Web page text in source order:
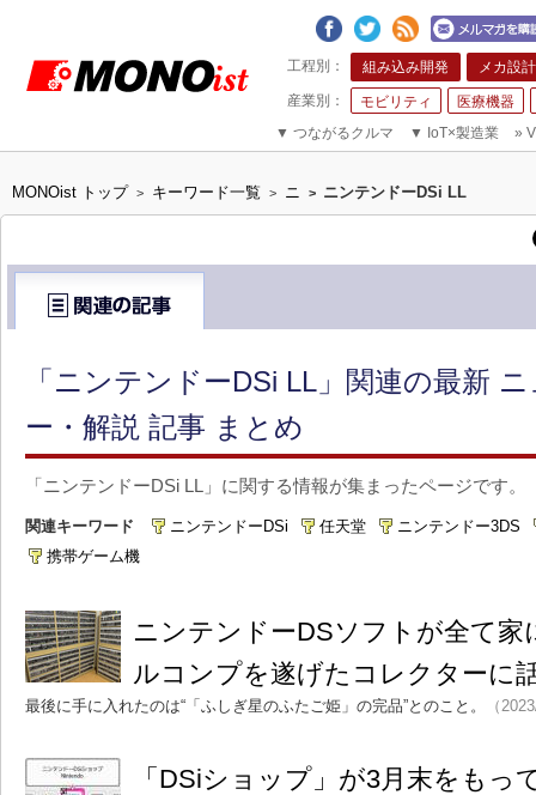
組み込み開発 メカ設計
モビリティ
医療機器
▼ つながるクルマ ▼ IoT×製造業 »
MONOist トップ > キーワード一覧 > ニ > ニンテンドーDSi LL
「ニンテンドーDSi LL」関連の最新
ー・解説 記事 まとめ
「ニンテンドーDSi LL」に関する情報が集まったページです。
関連キーワード ニンテンドーDSi 任天堂
ニンテンドー3DS
携帯ゲーム機
ニンテンドーDSソフトが全て
ルコンプを遂げたコレクターに
最後に手に入れたのは“「ふしぎ星のふたご姫」の完品”とのこと。 （
「DSiショップ」が3月末をも